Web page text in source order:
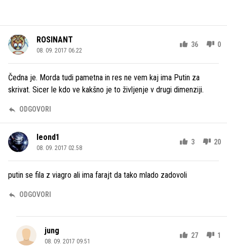
ROSINANT
08. 09. 2017 06.22
36 0
Čedna je. Morda tudi pametna in res ne vem kaj ima Putin za
skrivat. Sicer le kdo ve kakšno je to življenje v drugi dimenziji.
ODGOVORI
leond1
08. 09. 2017 02.58
3 20
putin se fila z viagro ali ima farajt da tako mlado zadovoli
ODGOVORI
jung
08. 09. 2017 09.51
27 1